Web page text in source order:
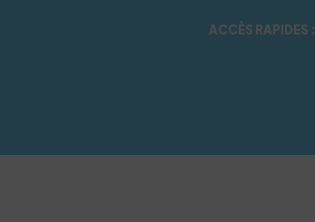
ACCÈS RAPIDES :